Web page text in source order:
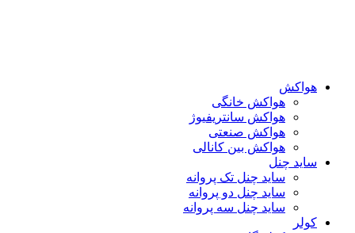
هواکش
هواکش خانگی
هواکش سانتریفیوژ
هواکش صنعتی
هواکش بین کانالی
ساید چنل
ساید چنل تک پروانه
ساید چنل دو پروانه
ساید چنل سه پروانه
کولر